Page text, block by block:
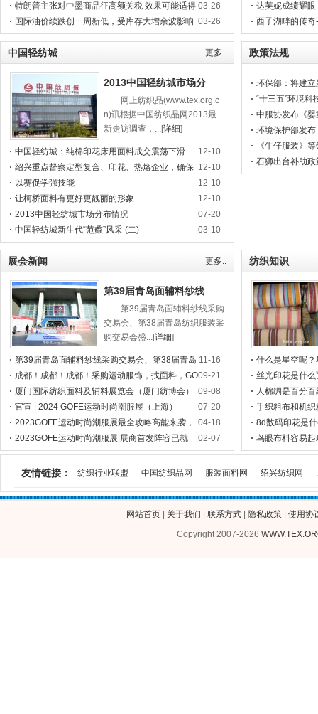
对接
03-26
特朗普主张对中墨商品征高额关税 效果可能适得
其反
03-26
国际油价续跌创一周新低，受库存大增余波影响
达芙妮成绩耀
西子湖畔的传
更多..
中国轻纺城
2013中国轻纺城市场分
网上纺织品(www.tex.org.c
n)讯根据中国纺织品网2013最
新走访调查，...[详细]
12-10
中国轻纺城：纯棉印花床用面料成交震荡下滑
12-10
绍兴重点督察定型复合、印花、热熔企业，确保
非法涉污企业不死灰复燃
12-10
以赛促学强技能
12-10
让柯桥面料有更好更靓丽的形象
07-20
2013中国轻纺城市场分布情况
03-10
中国轻纺城新生代“范蠡”风采 (二)
政策法规
环保部：将建
“十三五”环境
中服协发布《
环境保护部发布
规划》
《牛仔服装》
施
石狮出台补助
治理
更多..
展会新闻
第39届青岛面辅料纱线
第39届青岛面辅料纱线采购
交易会、第38届青岛纺织服装采
购交易会盛...[详细]
11-16
第39届青岛面辅料纱线采购交易会、第38届青岛
纺织服装采购交易会盛大开幕
09-21
成都！成都！成都！采购运动服饰，找面料，GO
FE来了！
09-08
厦门国际纺织面料及辅料展览会（厦门纺博会）
即将开展啦！
07-20
官宣 | 2024 GOFE运动时尚潮服展（上海）
04-18
2023GOFE运动时尚潮服展最全攻略高能来袭，
N多亮点燃爆今夏！
02-07
2023GOFE运动时尚潮服展|展商首发阵容已就
位,你Pick谁？
纺织知识
什么是星空呢
丝光印花是什么
人棉绸是百分
手织粗布和机
8d数码印花是
鸟眼布料容易起
友情链接： 纺织行业联盟 中国纺织品网 服装面料网 绍兴纺织网
网站首页| 关于我们 联系方式| 隐私政策| 使用协
Copyright 2007-2026